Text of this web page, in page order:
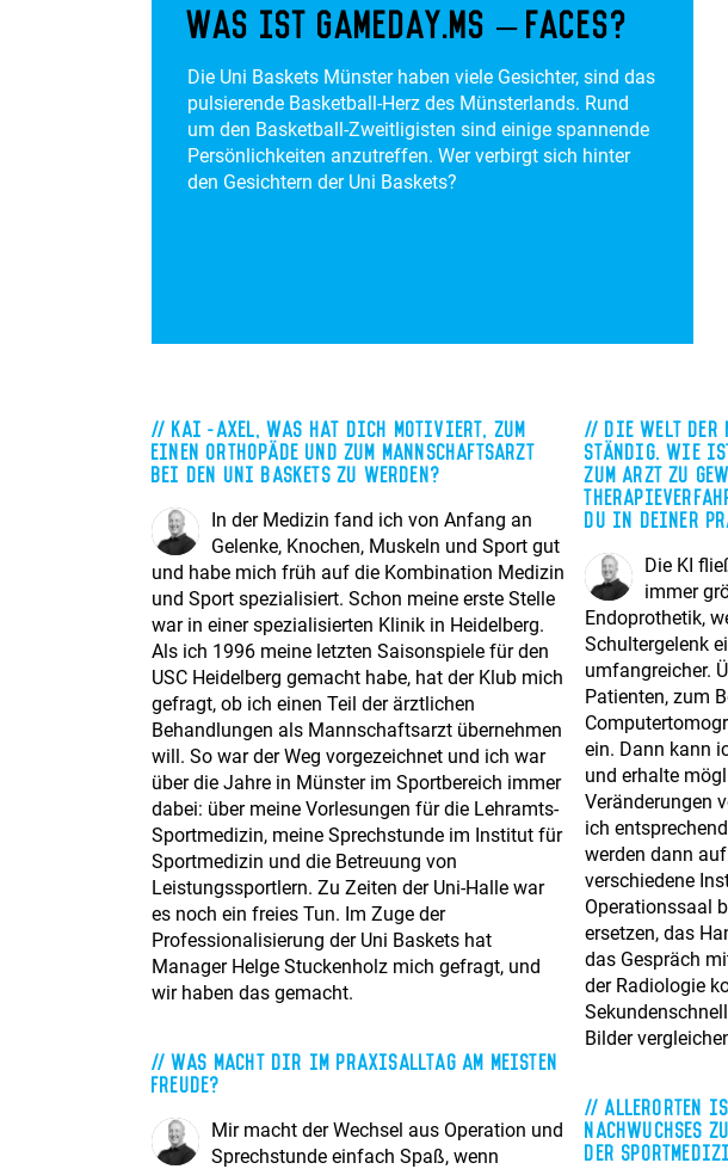
Was ist gameday.ms – faces?
Die Uni Baskets Münster haben viele Gesichter, sind das
pulsierende Basketball-Herz des Münsterlands. Rund
um den Basketball-Zweitligisten sind einige spannende
Persönlichkeiten anzutreffen. Wer verbirgt sich hinter
den Gesichtern der Uni Baskets?
Kai-Axel, was hat dich motiviert, zum
einen Orthopäde und zum Mannschaftsarzt
bei den Uni Baskets zu werden?
In der Medizin fand ich von Anfang an
Gelenke, Knochen, Muskeln und Sport gut
und habe mich früh auf die Kombination Medizin
und Sport spezialisiert. Schon meine erste Stelle
war in einer spezialisierten Klinik in Heidelberg.
Als ich 1996 meine letzten Saisonspiele für den
USC Heidelberg gemacht habe, hat der Klub mich
gefragt, ob ich einen Teil der ärztlichen
Behandlungen als Mannschaftsarzt übernehmen
will. So war der Weg vorgezeichnet und ich war
über die Jahre in Münster im Sportbereich immer
dabei: über meine Vorlesungen für die Lehramts-
Sportmedizin, meine Sprechstunde im Institut für
Sportmedizin und die Betreuung von
Leistungssportlern. Zu Zeiten der Uni-Halle war
es noch ein freies Tun. Im Zuge der
Professionalisierung der Uni Baskets hat
Manager Helge Stuckenholz mich gefragt, und
wir haben das gemacht.
Was macht dir im Praxisalltag am meisten
Freude?
Mir macht der Wechsel aus Operation und
Sprechstunde einfach Spaß, wenn
Die Welt der
ständig. Wie
zum Arzt zu
du in deiner
Die KI
immer
Endoprothetik,
Schultergelenk
umfangreicher.
Patienten, zum
ein. Dann kann
und erhalte
Veränderungen
ich
werden dann
verschiedene
Operationssaal
ersetzen, das
das Gespräch
der Radiologie
Bilder
Allerorten ist
Nachwuchses
der